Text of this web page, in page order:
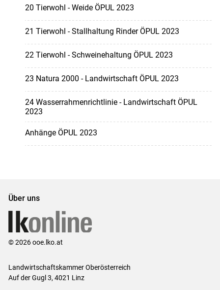
20 Tierwohl - Weide ÖPUL 2023
21 Tierwohl - Stallhaltung Rinder ÖPUL 2023
22 Tierwohl - Schweinehaltung ÖPUL 2023
23 Natura 2000 - Landwirtschaft ÖPUL 2023
24 Wasserrahmenrichtlinie - Landwirtschaft ÖPUL
2023
Anhänge ÖPUL 2023
Über uns
© 2026 ooe.lko.at
Landwirtschaftskammer Oberösterreich
Auf der Gugl 3, 4021 Linz